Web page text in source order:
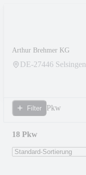
Arthur Brehmer KG
DE-27446 Selsingen
Filter Pkw
18 Pkw